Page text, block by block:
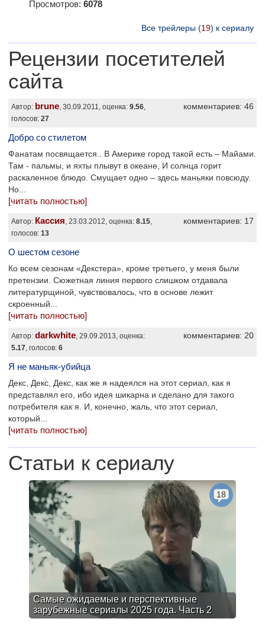
Просмотров: 6078
Все трейлеры (19) к сериалу
Рецензии посетителей
сайта
Автор: brune, 30.09.2011, оценка: 9.56,
голосов: 27
комментариев: 46
Добро со стилетом
Фанатам посвящается.. В Америке город такой есть – Майами.
Там - пальмы, и яхты плывут в океане, И солнца горит
раскаленное блюдо. Смущает одно – здесь маньяки повсюду.
Но...
[читать полностью]
Автор: Кассия, 23.03.2012, оценка: 8.15,
голосов: 13
комментариев: 17
О шестом сезоне
Ко всем сезонам «Декстера», кроме третьего, у меня были
претензии. Сюжетная линия первого слишком отдавала
литературщиной, чувствовалось, что в основе лежит
скроенный...
[читать полностью]
Автор: darkwhite, 29.09.2013, оценка:
5.17, голосов: 6
комментариев: 20
Я не маньяк-убийца
Декс, Декс, Декс, как же я надеялся на этот сериал, как я
представлял его, ибо идея шикарна и сделано для такого
потребителя как я. И, конечно, жаль, что этот сериал,
который...
[читать полностью]
Статьи к сериалу
Самые ожидаемые и перспективные
зарубежные сериалы 2025 года. Часть 2
18